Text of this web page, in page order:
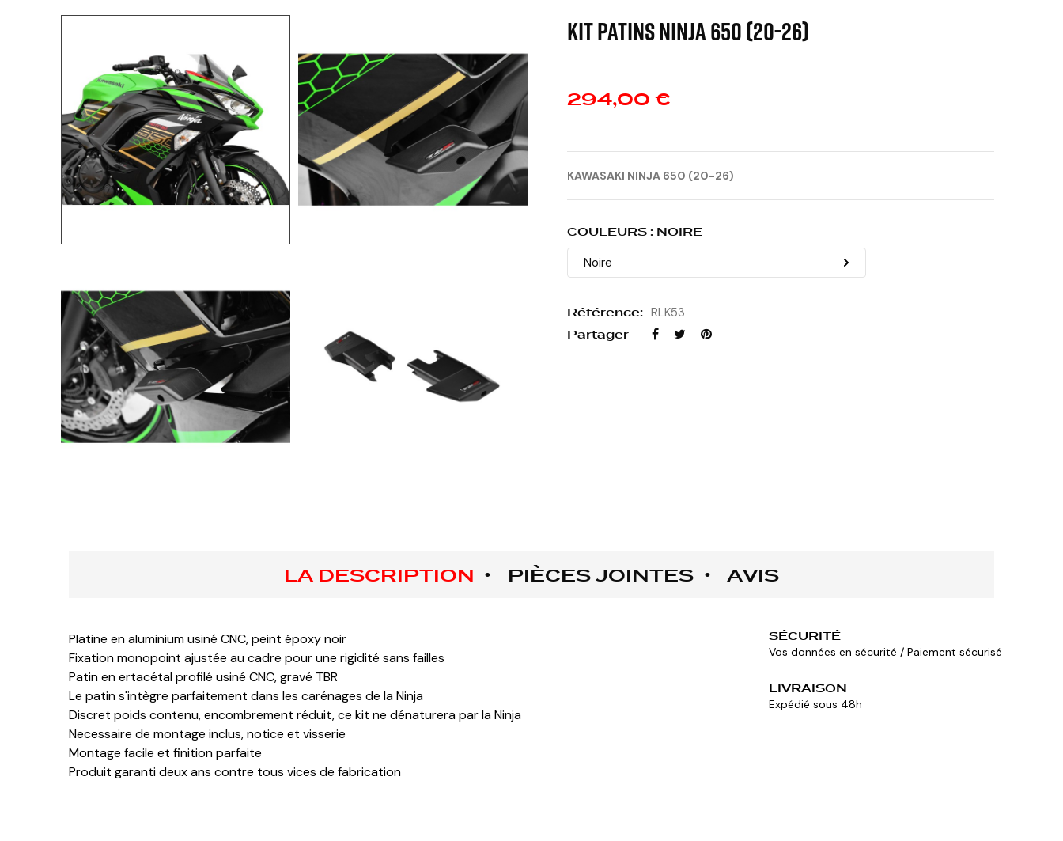
KIT PATINS NINJA 650 (20-26)
294,00 €
KAWASAKI NINJA 650 (20-26)
COULEURS : NOIRE
Référence: RLK53
Partager
LA DESCRIPTION PIÈCES JOINTES AVIS
Platine en aluminium usiné CNC, peint époxy noir
Fixation monopoint ajustée au cadre pour une rigidité sans failles
Patin en ertacétal profilé usiné CNC, gravé TBR
Le patin s'intègre parfaitement dans les carénages de la Ninja
Discret poids contenu, encombrement réduit, ce kit ne dénaturera par la Ninja
Necessaire de montage inclus, notice et visserie
Montage facile et finition parfaite
Produit garanti deux ans contre tous vices de fabrication
SÉCURITÉ
Vos données en sécurité / Paiement sécurisé
LIVRAISON
Expédié sous 48h